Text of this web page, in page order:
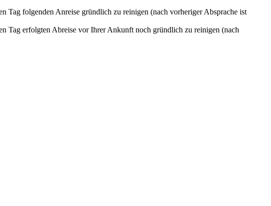
Tag folgenden Anreise gründlich zu reinigen (nach vorheriger Absprache ist
Tag erfolgten Abreise vor Ihrer Ankunft noch gründlich zu reinigen (nach